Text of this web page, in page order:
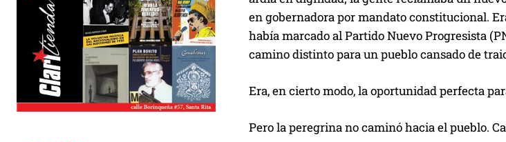
r
d
e
a
u
i
en gobernadora por mandato constitucional.
había marcado al Partido Nuevo Progresista
camino distinto para un pueblo cansado de
Era, en cierto modo, la oportunidad perfecta
Pero la peregrina no caminó hacia el pueblo.